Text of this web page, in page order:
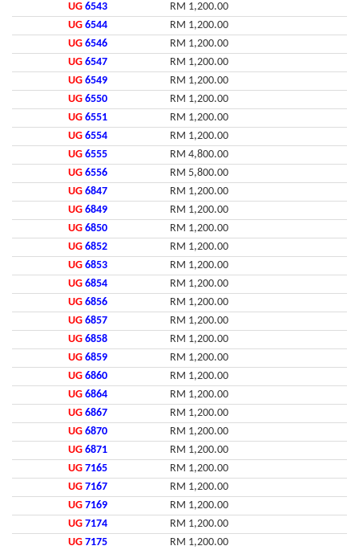
UG 6543
RM 1,200.00
UG 6544
RM 1,200.00
UG 6546
RM 1,200.00
UG 6547
RM 1,200.00
UG 6549
RM 1,200.00
UG 6550
RM 1,200.00
UG 6551
RM 1,200.00
UG 6554
RM 1,200.00
UG 6555
RM 4,800.00
UG 6556
RM 5,800.00
UG 6847
RM 1,200.00
UG 6849
RM 1,200.00
UG 6850
RM 1,200.00
UG 6852
RM 1,200.00
UG 6853
RM 1,200.00
UG 6854
RM 1,200.00
UG 6856
RM 1,200.00
UG 6857
RM 1,200.00
UG 6858
RM 1,200.00
UG 6859
RM 1,200.00
UG 6860
RM 1,200.00
UG 6864
RM 1,200.00
UG 6867
RM 1,200.00
UG 6870
RM 1,200.00
UG 6871
RM 1,200.00
UG 7165
RM 1,200.00
UG 7167
RM 1,200.00
UG 7169
RM 1,200.00
UG 7174
RM 1,200.00
UG 7175
RM 1,200.00